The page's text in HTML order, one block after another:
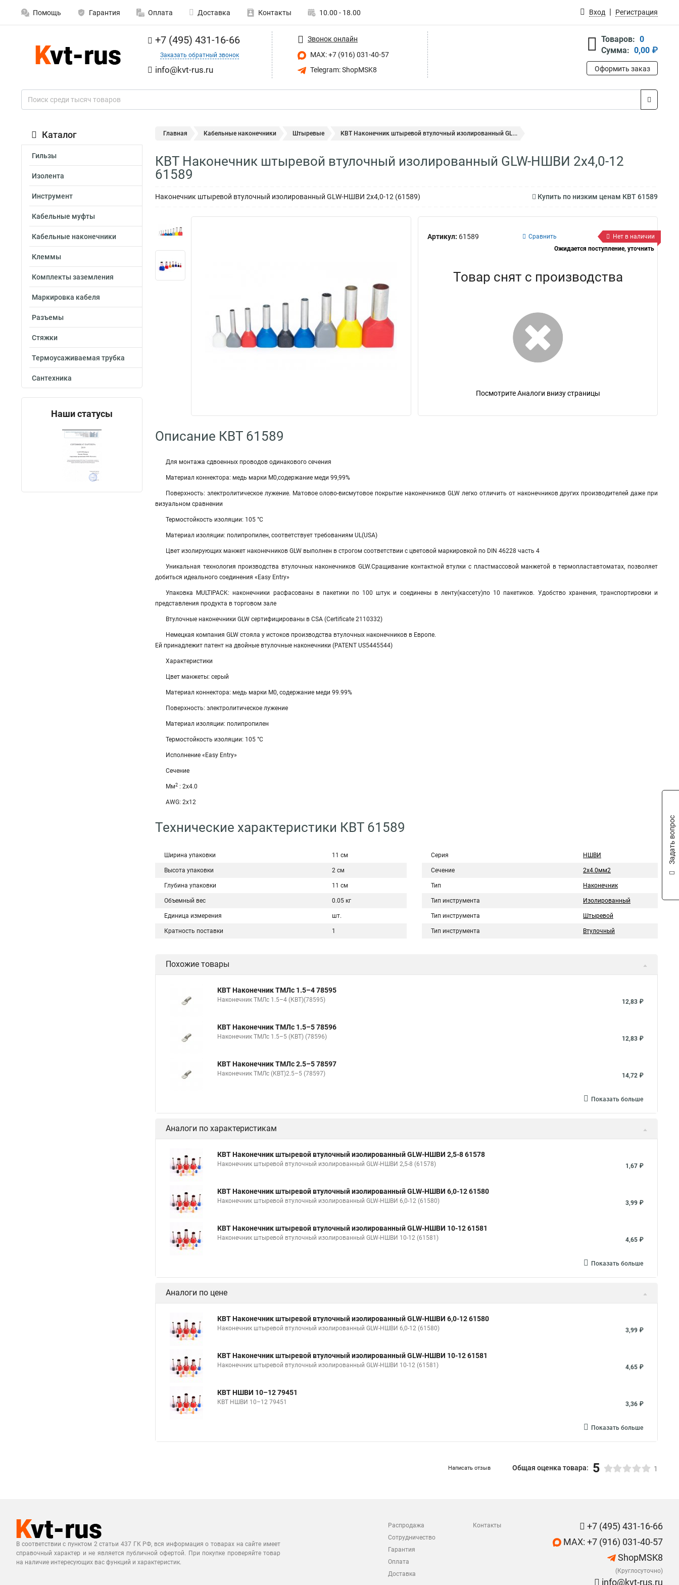
Помощь Гарантия Оплата Доставка Контакты 10.00 - 18.00 Вход Регистрация
+7 (495) 431-16-66
Заказать обратный звонок
info@kvt-rus.ru
Звонок онлайн
MAX: +7 (916) 031-40-57
Telegram: ShopMSK8
Товаров: 0
Сумма: 0,00 ₽
Оформить заказ
Каталог
Гильзы
Изолента
Инструмент
Кабельные муфты
Кабельные наконечники
Клеммы
Комплекты заземления
Маркировка кабеля
Разъемы
Стяжки
Термоусаживаемая трубка
Сантехника
Наши статусы
Главная Кабельные наконечники Штыревые КВТ Наконечник штыревой втулочный изолированный GL...
КВТ Наконечник штыревой втулочный изолированный GLW-НШВИ 2х4,0-12
61589
Наконечник штыревой втулочный изолированный GLW-НШВИ 2х4,0-12 (61589) Купить по низким ценам КВТ 61589
Артикул: 61589 Сравнить
Нет в наличии
Ожидается поступление, уточнить
Товар снят с производства
Посмотрите Аналоги внизу страницы
Описание КВТ 61589
Для монтажа сдвоенных проводов одинакового сечения
Материал коннектора: медь марки М0,содержание меди 99,99%
Поверхность: электролитическое лужение. Матовое олово-висмутовое покрытие наконечников GLW легко отличить от наконечников других производителей даже при
визуальном сравнении
Термостойкость изоляции: 105 °C
Материал изоляции: полипропилен, соответствует требованиям UL(USA)
Цвет изолирующих манжет наконечников GLW выполнен в строгом соответствии с цветовой маркировкой по DIN 46228 часть 4
Уникальная технология производства втулочных наконечников GLW.Сращивание контактной втулки с пластмассовой манжетой в термопластавтоматах, позволяет
добиться идеального соединения «Easy Entry»
Упаковка MULTIPACK: наконечники расфасованы в пакетики по 100 штук и соединены в ленту(кассету)по 10 пакетиков. Удобство хранения, транспортировки и
представления продукта в торговом зале
Втулочные наконечники GLW сертифицированы в CSA (Certificate 2110332)
Немецкая компания GLW стояла у истоков производства втулочных наконечников в Европе.
Ей принадлежит патент на двойные втулочные наконечники (PATENT US5445544)
Характеристики
Цвет манжеты: серый
Материал коннектора: медь марки М0, содержание меди 99.99%
Поверхность: электролитическое лужение
Материал изоляции: полипропилен
Термостойкость изоляции: 105 °C
Исполнение «Easy Entry»
Сечение
Мм2 : 2x4.0
AWG: 2x12
Технические характеристики КВТ 61589
Ширина упаковки 11 см
Высота упаковки 2 см
Глубина упаковки 11 см
Объемный вес 0.05 кг
Единица измерения шт.
Кратность поставки 1
Серия НШВИ
Сечение 2х4.0мм2
Тип Наконечник
Тип инструмента Изолированный
Тип инструмента Штыревой
Тип инструмента Втулочный
Похожие товары
КВТ Наконечник ТМЛс 1.5–4 78595
Наконечник ТМЛс 1.5–4 (КВТ)(78595) 12,83 ₽
КВТ Наконечник ТМЛс 1.5–5 78596
Наконечник ТМЛс 1.5–5 (КВТ) (78596) 12,83 ₽
КВТ Наконечник ТМЛс 2.5–5 78597
Наконечник ТМЛс (КВТ)2.5–5 (78597) 14,72 ₽
Показать больше
Аналоги по характеристикам
КВТ Наконечник штыревой втулочный изолированный GLW-НШВИ 2,5-8 61578
Наконечник штыревой втулочный изолированный GLW-НШВИ 2,5-8 (61578) 1,67 ₽
КВТ Наконечник штыревой втулочный изолированный GLW-НШВИ 6,0-12 61580
Наконечник штыревой втулочный изолированный GLW-НШВИ 6,0-12 (61580) 3,99 ₽
КВТ Наконечник штыревой втулочный изолированный GLW-НШВИ 10-12 61581
Наконечник штыревой втулочный изолированный GLW-НШВИ 10-12 (61581) 4,65 ₽
Показать больше
Аналоги по цене
КВТ Наконечник штыревой втулочный изолированный GLW-НШВИ 6,0-12 61580
Наконечник штыревой втулочный изолированный GLW-НШВИ 6,0-12 (61580) 3,99 ₽
КВТ Наконечник штыревой втулочный изолированный GLW-НШВИ 10-12 61581
Наконечник штыревой втулочный изолированный GLW-НШВИ 10-12 (61581) 4,65 ₽
КВТ НШВИ 10–12 79451
КВТ НШВИ 10–12 79451 3,36 ₽
Показать больше
Написать отзыв Общая оценка товара: 5 1
В соответствии с пунктом 2 статьи 437 ГК РФ, вся информация о товарах на сайте имеет
справочный характер и не является публичной офертой. При покупке проверяйте товар
на наличие интересующих вас функций и характеристик.
Распродажа
Сотрудничество
Гарантия
Оплата
Доставка
Контакты
+7 (495) 431-16-66
MAX: +7 (916) 031-40-57
ShopMSK8
(Круглосуточно)
info@kvt-rus.ru
Задать вопрос